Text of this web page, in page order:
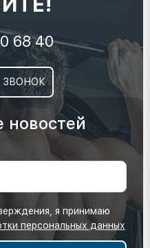
68 40
ЗВОНОК
новостей
я принимаю
персональных данных